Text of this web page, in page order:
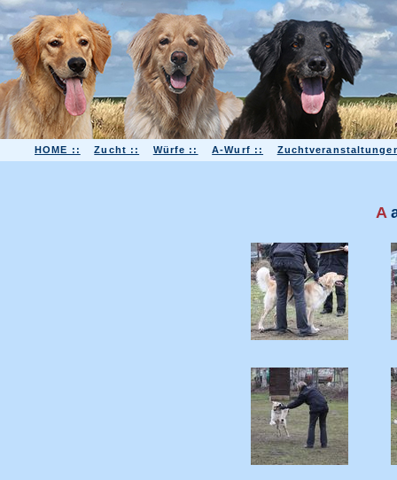
HOME :: Zucht :: Würfe :: A-Wurf ::
A